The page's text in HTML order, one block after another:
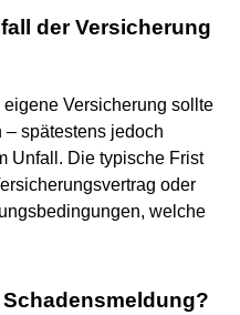
der Versicherung
Versicherung sollte
– spätestens jedoch
Unfall. Die typische Frist
oder
welche